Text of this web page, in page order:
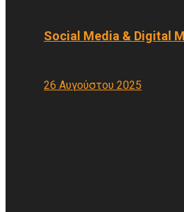
Social Media & Digital
26 Αυγούστου 2025